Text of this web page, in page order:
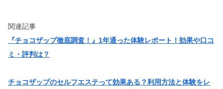
関連記事
『チョコザップ徹底調査！』1年通った体験レポート！効果や口コ
ミ・評判は？
チョコザップのセルフエステって効果ある？利用方法と体験をレ